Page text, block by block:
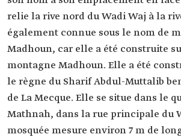
relie la rive nord du Wadi Waj à la
également connue sous le nom de
Madhoun, car elle a été construite
montagne Madhoun. Elle a été
le règne du Sharif Abdul-Muttalib
de La Mecque. Elle se situe dans le
Mathnah, dans la rue principale du
mosquée mesure environ 7 m de